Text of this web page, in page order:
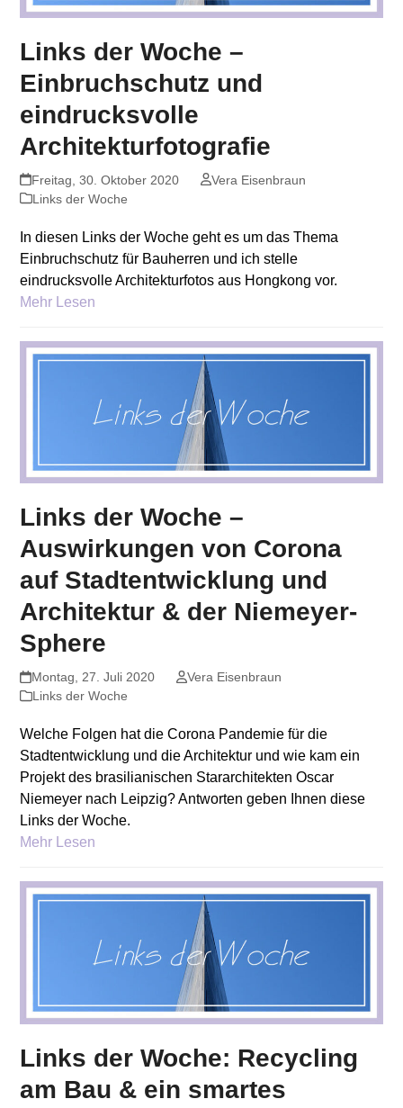
Links der Woche –
Einbruchschutz und
eindrucksvolle
Architekturfotografie
Freitag, 30. Oktober 2020
Vera Eisenbraun
Links der Woche
In diesen Links der Woche geht es um das Thema
Einbruchschutz für Bauherren und ich stelle
eindrucksvolle Architekturfotos aus Hongkong vor.
Mehr Lesen
Links der Woche –
Auswirkungen von Corona
auf Stadtentwicklung und
Architektur & der Niemeyer-
Sphere
Montag, 27. Juli 2020
Vera Eisenbraun
Links der Woche
Welche Folgen hat die Corona Pandemie für die
Stadtentwicklung und die Architektur und wie kam ein
Projekt des brasilianischen Stararchitekten Oscar
Niemeyer nach Leipzig? Antworten geben Ihnen diese
Links der Woche.
Mehr Lesen
Links der Woche: Recycling
am Bau & ein smartes